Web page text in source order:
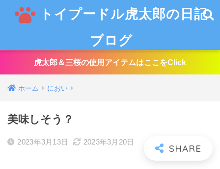
トイプードル虎太郎の日記
ブログ
虎太郎＆三桜の使用アイテムはここをClick
ホーム におい
美味しそう？
2023年3月13日 2023年3月20日